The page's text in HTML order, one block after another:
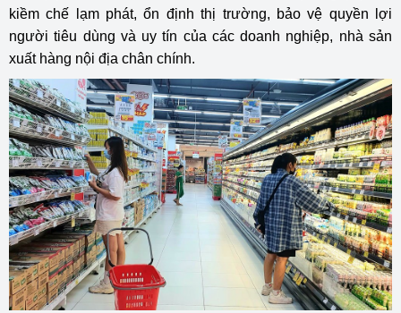
kiềm chế lạm phát, ổn định thị trường, bảo vệ quyền lợi
người tiêu dùng và uy tín của các doanh nghiệp, nhà sản
xuất hàng nội địa chân chính.